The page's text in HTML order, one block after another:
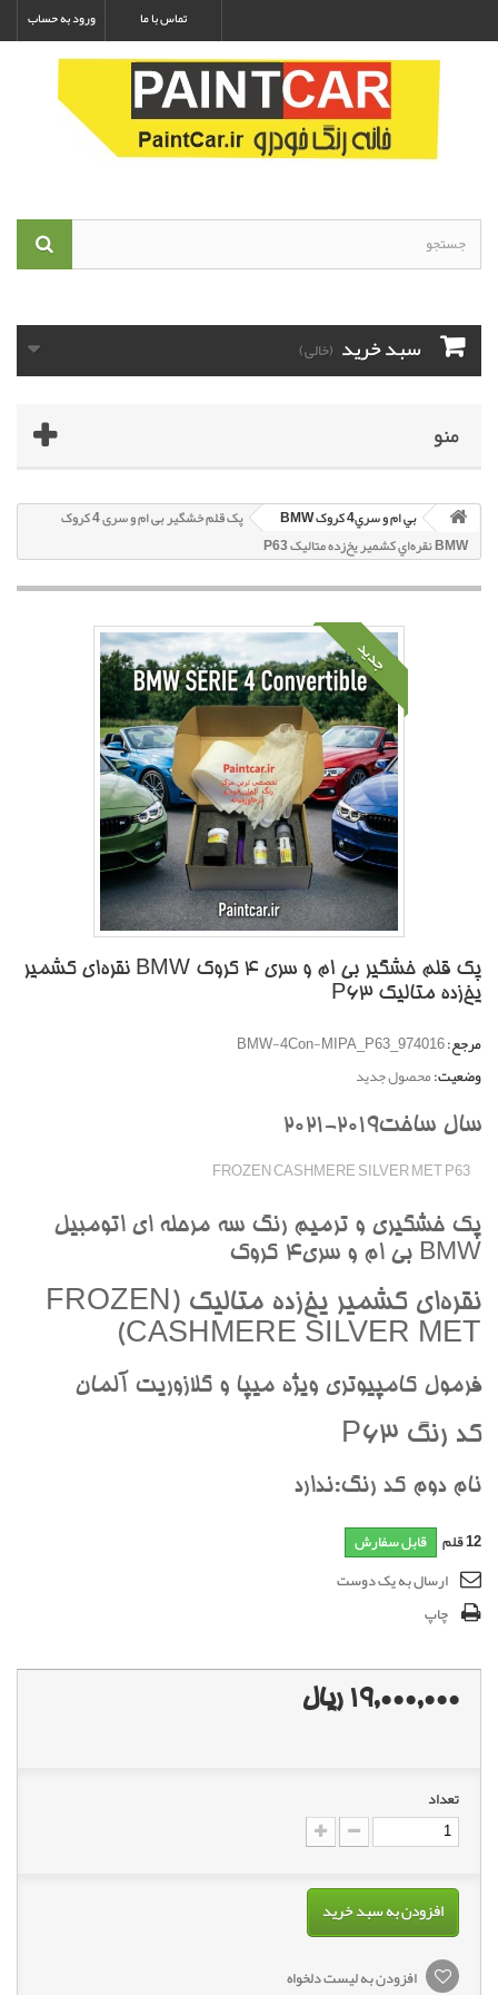
ورود به حساب تماس با ما
سبد خرید (خالی)
منو
بي ام و سري4 کروک BMW
پک قلم خشگير بی ام و سری 4 کروک
BMW نقره‌اي کشمير يخ‌زده متاليک P63
جدید
پک قلم خشگير بی ام و سری 4 کروک BMW نقره‌اي کشمير
يخ‌زده متاليک P63
مرجع:BMW-4Con-MIPA_P63_974016
وضعیت:محصول جدید
سال ساخت2019-2021
FROZEN CASHMERE SILVER MET P63
پک خشگيري و ترميم رنگ سه مرحله اي اتومبيل
BMW بي ام و سري4 کروک
نقره‌اي کشمير يخ‌زده متاليک (FROZEN
CASHMERE SILVER MET)
فرمول کامپيوتري ويژه ميپا و گلازوريت آلمان
کد رنگ P63
نام دوم کد رنگ:ندارد
12قلم قابل سفارش
ارسال به یک دوست
چاپ
19,000,000 ریال
تعداد
افزودن به سبد خرید
افزودن به لیست دلخواه